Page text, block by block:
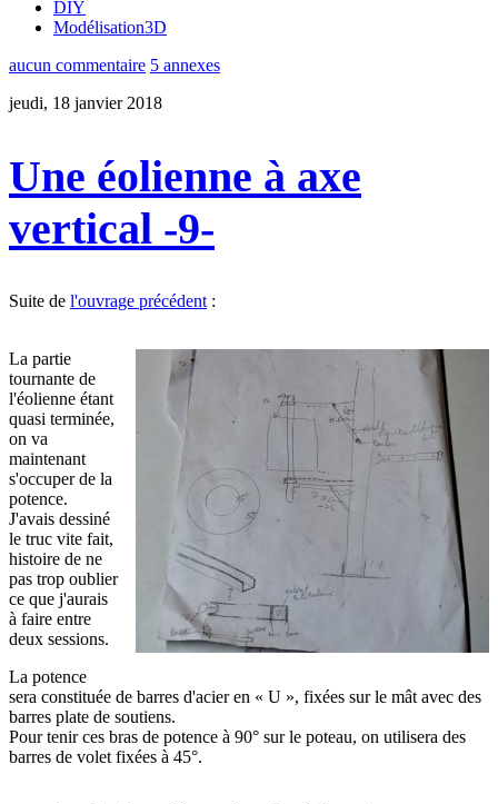
DIY
Modélisation3D
aucun commentaire 5 annexes
jeudi, 18 janvier 2018
Une éolienne à axe
vertical -9-
Suite de l'ouvrage précédent :
La partie
tournante de
l'éolienne étant
quasi terminée,
on va
maintenant
s'occuper de la
potence.
J'avais dessiné
le truc vite fait,
histoire de ne
pas trop oublier
ce que j'aurais
à faire entre
deux sessions.
La potence
sera constituée de barres d'acier en « U », fixées sur le mât avec des
barres plate de soutiens.
Pour tenir ces bras de potence à 90° sur le poteau, on utilisera des
barres de volet fixées à 45°.